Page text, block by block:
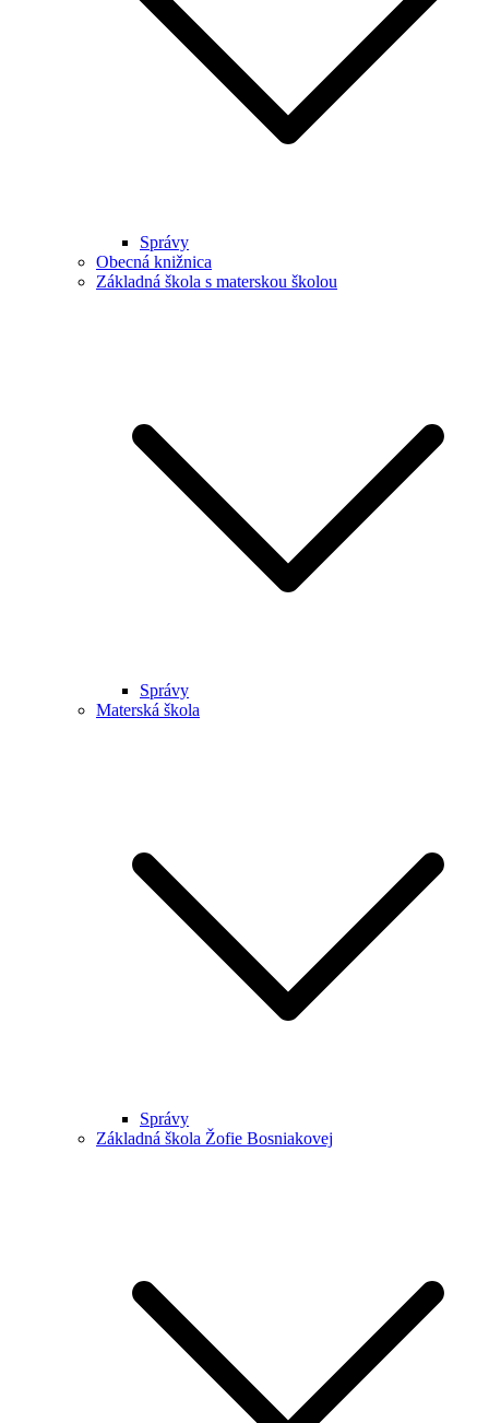
Správy
Obecná knižnica
Základná škola s materskou školou
Správy
Materská škola
Správy
Základná škola Žofie Bosniakovej